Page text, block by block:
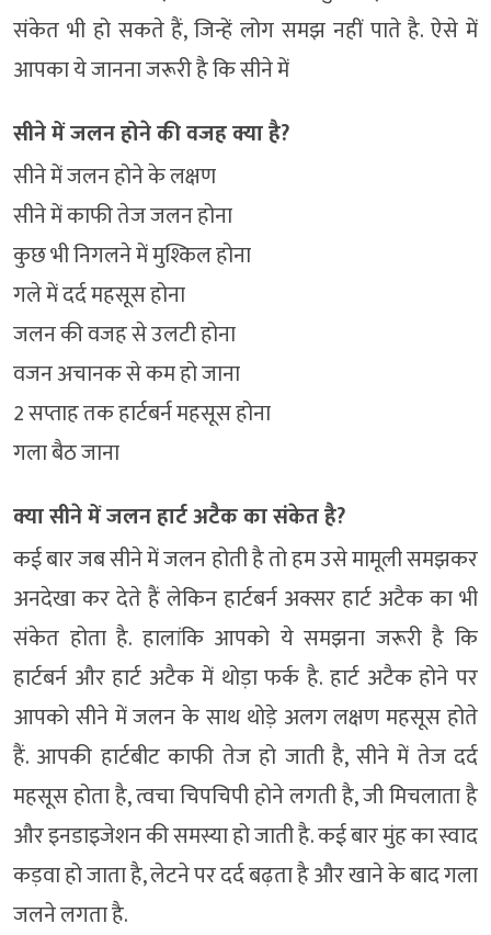
संकेत भी हो सकते हैं, जिन्हें लोग समझ नहीं पाते है. ऐसे में
आपका ये जानना जरूरी है कि सीने में
सीने में जलन होने की वजह क्या है?
सीने में जलन होने के लक्षण
सीने में काफी तेज जलन होना
कुछ भी निगलने में मुश्किल होना
गले में दर्द महसूस होना
जलन की वजह से उलटी होना
वजन अचानक से कम हो जाना
2 सप्ताह तक हार्टबर्न महसूस होना
गला बैठ जाना
क्या सीने में जलन हार्ट अटैक का संकेत है?
कई बार जब सीने में जलन होती है तो हम उसे मामूली समझकर
अनदेखा कर देते हैं लेकिन हार्टबर्न अक्सर हार्ट अटैक का भी
संकेत होता है. हालांकि आपको ये समझना जरूरी है कि
हार्टबर्न और हार्ट अटैक में थोड़ा फर्क है. हार्ट अटैक होने पर
आपको सीने में जलन के साथ थोड़े अलग लक्षण महसूस होते
हैं. आपकी हार्टबीट काफी तेज हो जाती है, सीने में तेज दर्द
महसूस होता है, त्वचा चिपचिपी होने लगती है, जी मिचलाता है
और इनडाइजेशन की समस्या हो जाती है. कई बार मुंह का स्वाद
कड़वा हो जाता है, लेटने पर दर्द बढ़ता है और खाने के बाद गला
जलने लगता है.